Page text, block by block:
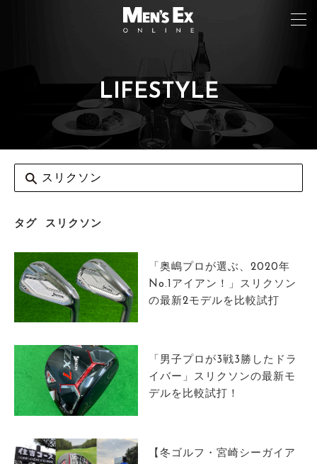
LIFESTYLE
タグ スリクソン
「奥嶋プロが選ぶ、2020年
No.1アイアン！」スリクソン
の最新2モデルを比較試打
「男子プロが3戦3勝したドラ
イバー」スリクソンの最新モ
デルを比較試打！
【冬ゴルフ・宮崎シーガイア
FASHION
CAR&BIKE
LIFESTYLE
COLUMN
MAGAZINE
ABOUT SITE
サイトマップ